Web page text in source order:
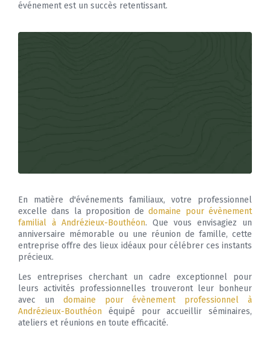
événement est un succès retentissant.
En matière d'événements familiaux, votre professionnel
excelle dans la proposition dedomaine pour évènement
familial à Andrézieux-Bouthéon. Que vous envisagiez un
anniversaire mémorable ou une réunion de famille, cette
entreprise offre des lieux idéaux pour célébrer ces instants
précieux.
Les entreprises cherchant un cadre exceptionnel pour
leurs activités professionnelles trouveront leur bonheur
avec un domaine pour évènement professionnel à
Andrézieux-Bouthéon équipé pour accueillir séminaires,
ateliers et réunions en toute efficacité.